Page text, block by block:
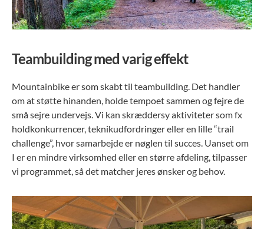
Teambuilding med varig effekt
Mountainbike er som skabt til teambuilding. Det handler
om at støtte hinanden, holde tempoet sammen og fejre de
små sejre undervejs. Vi kan skræddersy aktiviteter som fx
holdkonkurrencer, teknikudfordringer eller en lille “trail
challenge”, hvor samarbejde er nøglen til succes. Uanset om
I er en mindre virksomhed eller en større afdeling, tilpasser
vi programmet, så det matcher jeres ønsker og behov.